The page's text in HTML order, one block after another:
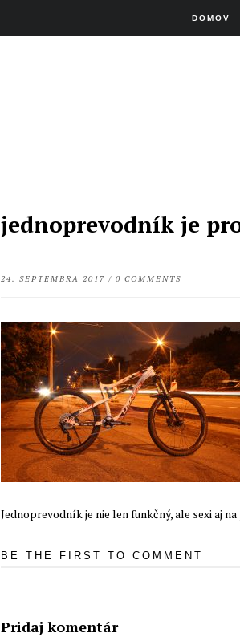
DOMOV
jednoprevodník je
24. SEPTEMBRA 2017 / 0 COMMENTS
Jednoprevodník je nie len funkčný, ale sexi aj
BE THE FIRST TO COMMENT
Pridaj komentár